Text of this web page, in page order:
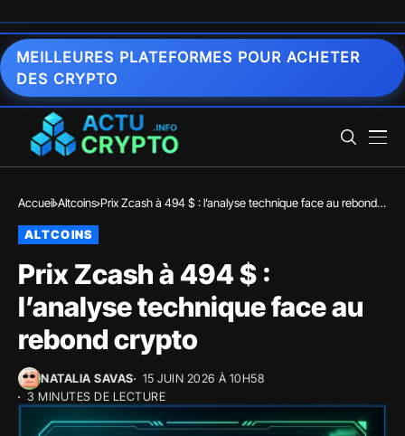
MEILLEURES PLATEFORMES POUR ACHETER
DES CRYPTO
Accueil Altcoins Prix Zcash à 494 $ : l’analyse technique face au rebond
ALTCOINS
Prix Zcash à 494 $ :
l’analyse technique face au
rebond crypto
NATALIA SAVAS
15 JUIN 2026 À 10H58
3 MINUTES DE LECTURE